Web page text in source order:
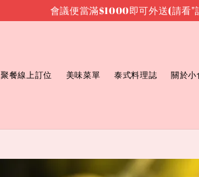
會議便當滿$1000即可外送(請看"
聚餐線上訂位 美味菜單 泰式料理誌 關於小